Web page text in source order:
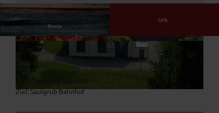
© Thorsten Unseld, Horst Preisenhammer
© Naturpark Ammergauer Alpen e.V.
© Ammergauer Alpen GmbH, Daniela Blöching
Route
GPX
3:15 h
19,90 km
164 m
Ziel: Saulgrub Bahnhof